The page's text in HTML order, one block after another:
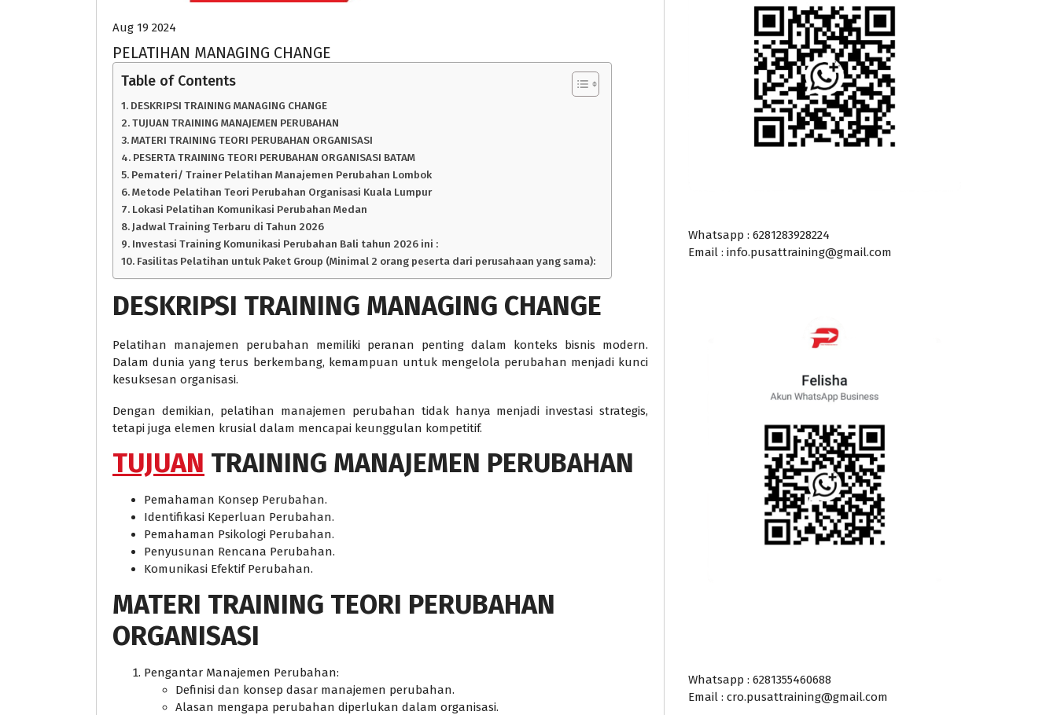
Aug 19 2024
PELATIHAN MANAGING CHANGE
Table of Contents
DESKRIPSI TRAINING MANAGING CHANGE
TUJUAN TRAINING MANAJEMEN PERUBAHAN
MATERI TRAINING TEORI PERUBAHAN ORGANISASI
PESERTA TRAINING TEORI PERUBAHAN ORGANISASI BATAM
Pemateri/ Trainer Pelatihan Manajemen Perubahan Lombok
Metode Pelatihan Teori Perubahan Organisasi Kuala Lumpur
Lokasi Pelatihan Komunikasi Perubahan Medan
Jadwal Training Terbaru di Tahun 2026
Investasi Training Komunikasi Perubahan Bali tahun 2026 ini :
Fasilitas Pelatihan untuk Paket Group (Minimal 2 orang peserta dari perusahaan yang sama):
DESKRIPSI TRAINING MANAGING CHANGE
Pelatihan manajemen perubahan memiliki peranan penting dalam konteks bisnis modern.
Dalam dunia yang terus berkembang, kemampuan untuk mengelola perubahan menjadi kunci
kesuksesan organisasi.
Dengan demikian, pelatihan manajemen perubahan tidak hanya menjadi investasi strategis,
tetapi juga elemen krusial dalam mencapai keunggulan kompetitif.
TUJUAN TRAINING MANAJEMEN PERUBAHAN
Pemahaman Konsep Perubahan.
Identifikasi Keperluan Perubahan.
Pemahaman Psikologi Perubahan.
Penyusunan Rencana Perubahan.
Komunikasi Efektif Perubahan.
MATERI TRAINING TEORI PERUBAHAN
ORGANISASI
Pengantar Manajemen Perubahan:
Definisi dan konsep dasar manajemen perubahan.
Alasan mengapa perubahan diperlukan dalam organisasi.
Whatsapp : 6281283928224
Email : info.pusattraining@gmail.com
Whatsapp : 6281355460688
Email : cro.pusattraining@gmail.com